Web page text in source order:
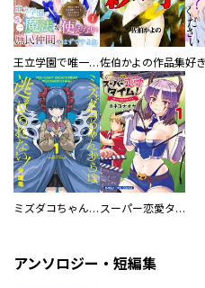
王立学園で唯一魔法が使えない庶民仲間のはずですよね～実は王子様で私を溺愛しているなんて告白はやめてください～佐伯かよの作品集
ミズダコちゃんからは逃げられない！ スーパー恋愛タイム！～現場でドＳな彼女は自宅でデレる～
アンソロジー・短編集